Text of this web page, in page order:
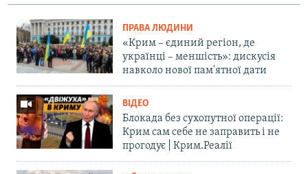
ПРАВА ЛЮДИНИ
«Крим – єдиний регіон, де
українці – меншість»: дискусія
навколо нової пам'ятної дати
ВІДЕО
Блокада без сухопутної операції:
Крим сам себе не заправить і не
прогодує | Крим.Реалії